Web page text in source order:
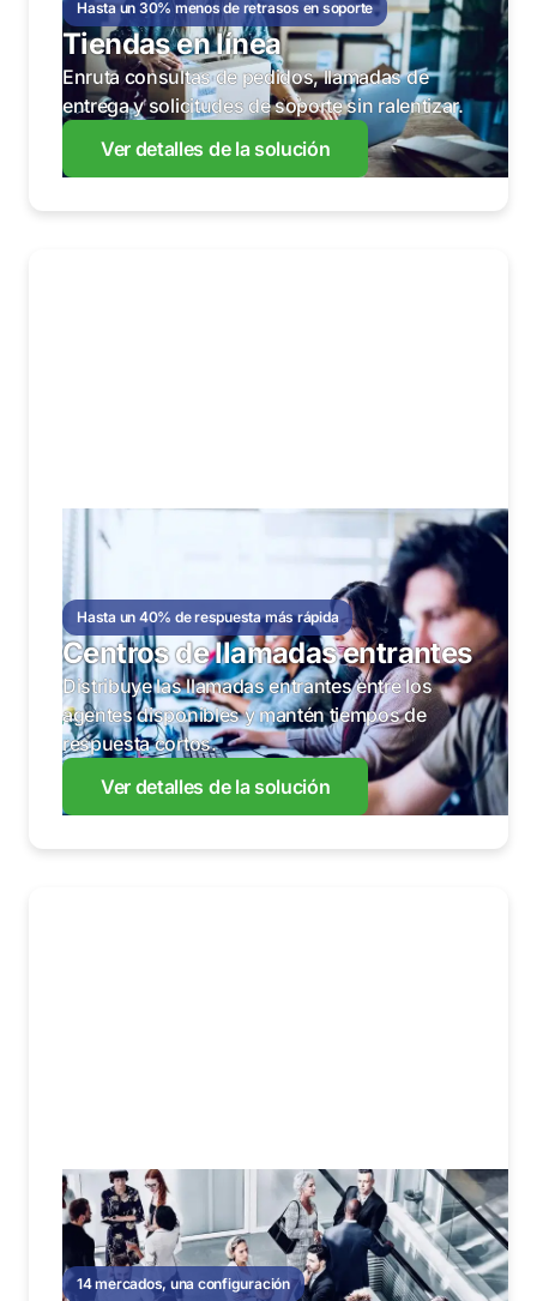
Hasta un 30% menos de retrasos en soporte
Tiendas en línea
Enruta consultas de pedidos, llamadas de
entrega y solicitudes de soporte sin ralentizar.
Ver detalles de la solución
Hasta un 40% de respuesta más rápida
Centros de llamadas entrantes
Distribuye las llamadas entrantes entre los
agentes disponibles y mantén tiempos de
respuesta cortos.
Ver detalles de la solución
14 mercados, una configuración